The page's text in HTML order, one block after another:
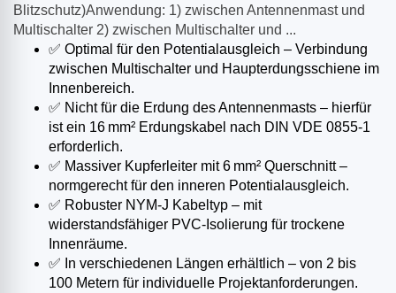
Blitzschutz)Anwendung: 1) zwischen Antennenmast und
Multischalter 2) zwischen Multischalter und ...
✅ Optimal für den Potentialausgleich – Verbindung
zwischen Multischalter und Haupterdungsschiene im
Innenbereich.
✅ Nicht für die Erdung des Antennenmasts – hierfür
ist ein 16 mm² Erdungskabel nach DIN VDE 0855-1
erforderlich.
✅ Massiver Kupferleiter mit 6 mm² Querschnitt –
normgerecht für den inneren Potentialausgleich.
✅ Robuster NYM‑J Kabeltyp – mit
widerstandsfähiger PVC-Isolierung für trockene
Innenräume.
✅ In verschiedenen Längen erhältlich – von 2 bis
100 Metern für individuelle Projektanforderungen.